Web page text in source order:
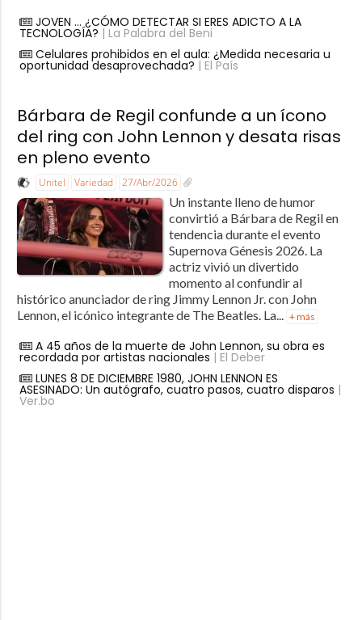
JOVEN … ¿CÓMO DETECTAR SI ERES ADICTO A LA
TECNOLOGÍA? | La Palabra del Beni
Celulares prohibidos en el aula: ¿Medida necesaria u
oportunidad desaprovechada? | El País
Bárbara de Regil confunde a un ícono
del ring con John Lennon y desata risas
en pleno evento
Unitel Variedad 27/Abr/2026
Un instante lleno de humor
convirtió a Bárbara de Regil en
tendencia durante el evento
Supernova Génesis 2026. La
actriz vivió un divertido
momento al confundir al
histórico anunciador de ring Jimmy Lennon Jr. con John
Lennon, el icónico integrante de The Beatles. La... + más
A 45 años de la muerte de John Lennon, su obra es
recordada por artistas nacionales | El Deber
LUNES 8 DE DICIEMBRE 1980, JOHN LENNON ES
ASESINADO: Un autógrafo, cuatro pasos, cuatro disparos |
Ver.bo